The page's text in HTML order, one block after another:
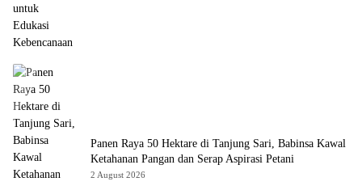
Panen Raya 50 Hektare di Tanjung Sari, Babinsa Kawal
Ketahanan Pangan dan Serap Aspirasi Petani
2 August 2026